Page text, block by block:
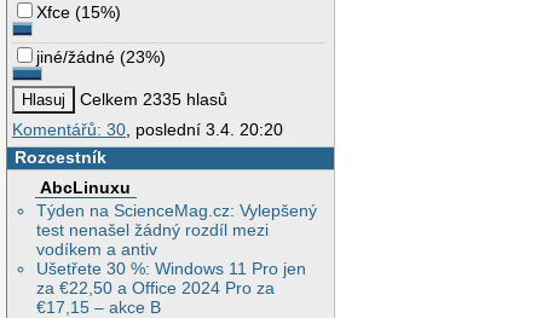
Xfce (15%)
jiné/žádné (23%)
Celkem 2335 hlasů
Komentářů: 30, poslední 3.4. 20:20
Rozcestník
AbcLinuxu
Týden na ScienceMag.cz: Vylepšený
test nenašel žádný rozdíl mezi
vodíkem a antiv
Ušetřete 30 %: Windows 11 Pro jen
za €22,50 a Office 2024 Pro za
€17,15 – akce B